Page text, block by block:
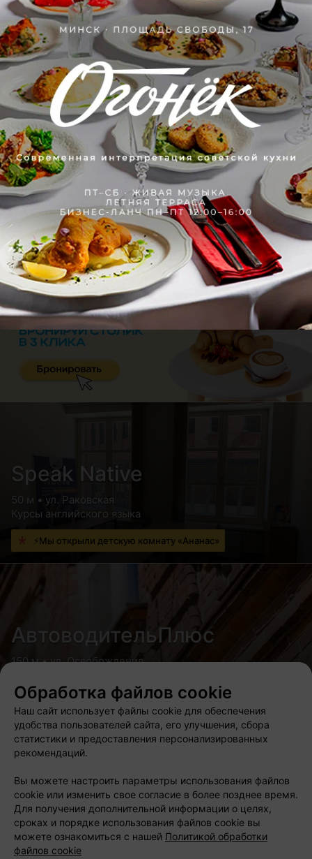
Часто просматривают
Speak Native
50 м • ул. Раковская
Курсы английского языка
⚡Мы открыли детскую комнату «Ананас»
АвтоводительПлюс
150 м • ул. Освобождения
Расписание занятий
Urban Lang Club
350 м • ул. Немига
Центр иностранных языков
Акция «2 месяца обучения в подарок за приглашенного
Обработка файлов cookie
Наш сайт использует файлы cookie для обеспечения
удобства пользователей сайта, его улучшения, сбора
статистики и предоставления персонализированных
рекомендаций.
Вы можете настроить параметры использования файлов
cookie или изменить свое согласие в более позднее время.
Для получения дополнительной информации о целях,
сроках и порядке использования файлов cookie вы
можете ознакомиться с нашей Политикой обработки
файлов cookie